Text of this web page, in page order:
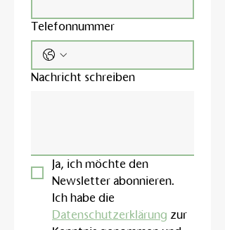
Telefonnummer
Nachricht schreiben
Ja, ich möchte den
Newsletter abonnieren.
Datenschutzerklärung zur